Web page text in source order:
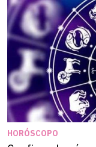
HORÓSCOPO